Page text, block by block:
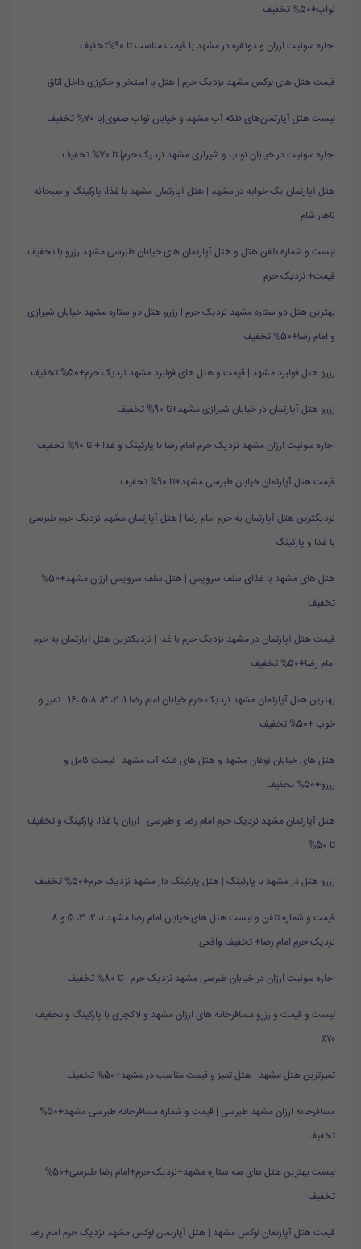
نواب+50% تخفیف
اجاره سوئیت ارزان و دونفره در مشهد با قیمت مناسب تا 90%تخفیف
قیمت هتل های لوکس مشهد نزدیک حرم | هتل با استخر و جکوزی داخل اتاق
لیست هتل آپارتمان‌های فلکه آب مشهد و خیابان نواب صفوی|با 70% تخفیف
اجاره سوئیت در خیابان نواب و شیرازی مشهد نزدیک حرم| تا 70% تخفیف
هتل آپارتمان یک خوابه در مشهد | هتل آپارتمان مشهد با غذا، پارکینگ و صبحانه
ناهار شام
لیست و شماره تلفن هتل و هتل آپارتمان های خیابان طبرسی مشهد|رزرو با تخفیف
قیمت+ نزدیک حرم
بهترین هتل دو ستاره مشهد نزدیک حرم | رزرو هتل دو ستاره مشهد خیابان شیرازی
و امام رضا+50% تخفیف
رزرو هتل فولبرد مشهد | قیمت و هتل های فولبرد مشهد نزدیک حرم+50% تخفیف
رزرو هتل آپارتمان در خیابان شیرازی مشهد+تا 90% تخفیف
اجاره سوئیت ارزان مشهد نزدیک حرم امام رضا با پارکینگ و غذا + تا 90% تخفیف
قیمت هتل آپارتمان خیابان طبرسی مشهد+تا 90% تخفیف
نزدیکترین هتل آپارتمان به حرم امام رضا | هتل آپارتمان مشهد نزدیک حرم طبرسی
با غذا و پارکینگ
هتل های مشهد با غذای سلف سرویس | هتل سلف سرویس ارزان مشهد+50%
تخفیف
قیمت هتل آپارتمان در مشهد نزدیک حرم با غذا | نزدیکترین هتل آپارتمان به حرم
امام رضا+50% تخفیف
بهترین هتل آپارتمان مشهد نزدیک حرم خیابان امام رضا 1، 2، 3، 5،8 ،16 | تمیز و
خوب +50% تخفیف
هتل های خیابان نوغان مشهد و هتل های فلکه آب مشهد | لیست کامل و
رزرو+50% تخفیف
هتل آپارتمان مشهد نزدیک حرم امام رضا و طبرسی | ارزان با غذا، پارکینگ و تخفیف
تا 50%
رزرو هتل در مشهد با پارکینگ | هتل پارکینگ دار مشهد نزدیک حرم+50% تخفیف
قیمت و شماره تلفن و لیست هتل های خیابان امام رضا مشهد 1، 2، 3، 5 و 8 |
نزدیک حرم امام رضا+ تخفیف واقعی
اجاره سوئیت ارزان در خیابان طبرسی مشهد نزدیک حرم | تا 80% تخفیف
لیست و قیمت و رزرو مسافرخانه های ارزان مشهد و لاکچری با پارکینگ و تخفیف
۷۰٪
تمیزترین هتل مشهد | هتل تمیز و قیمت مناسب در مشهد+50% تخفیف
مسافرخانه ارزان مشهد طبرسی | قیمت و شماره مسافرخانه طبرسی مشهد+50%
تخفیف
لیست بهترین هتل های سه ستاره مشهد+نزدیک حرم+امام رضا طبرسی+50%
تخفیف
قیمت هتل آپارتمان لوکس مشهد | هتل آپارتمان لوکس مشهد نزدیک حرم امام رضا